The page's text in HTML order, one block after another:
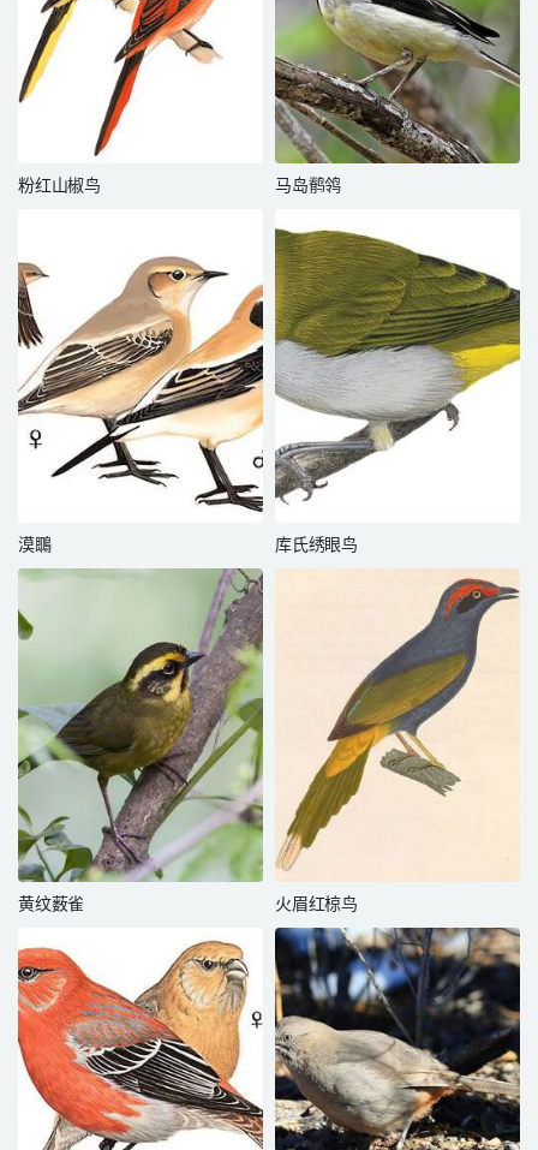
粉红山椒鸟 马岛鹡鸰
漠䳭 库氏绣眼鸟
黄纹薮雀 火眉红椋鸟